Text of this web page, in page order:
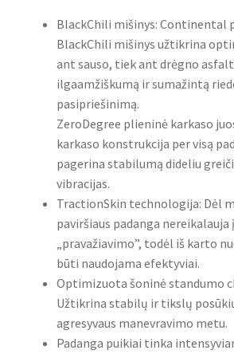
BlackChili mišinys: Continental
BlackChili mišinys užtikrina
ant sauso, tiek ant drėgno
ilgaamžiškumą ir sumažintą
pasipriešinimą.
ZeroDegree plieninė karkaso
karkaso konstrukcija per visą
pagerina stabilumą dideliu
vibracijas.
TractionSkin technologija: Dėl
paviršiaus padanga
„pravažiavimo”, todėl iš karto
būti naudojama efektyviai.
Optimizuota šoninė standumo
Užtikrina stabilų ir tikslų
agresyvaus manevravimo metu.
Padanga puikiai tinka